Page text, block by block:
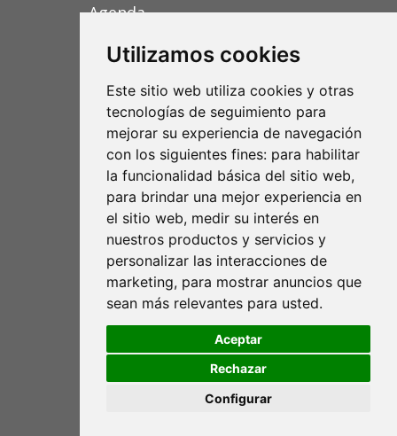
Utilizamos cookies
Este sitio web utiliza cookies y otras
tecnologías de seguimiento para
mejorar su experiencia de navegación
con los siguientes fines: para habilitar
la funcionalidad básica del sitio web,
para brindar una mejor experiencia en
el sitio web, medir su interés en
nuestros productos y servicios y
personalizar las interacciones de
marketing, para mostrar anuncios que
sean más relevantes para usted.
Aceptar
Rechazar
Configurar
Agenda
Fundación RANA
C/ de la Mare Jeanne Jugan 3A 1ºC
07010 Palma de Mallorca
(+34) 971 72 47 95
info@fundacionrana.org
www.fundacionrana.org
Aviso legal
Política de privacidad
Política de cookies
Créditos